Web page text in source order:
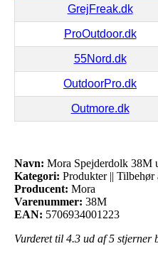
GrejFreak.dk
ProOutdoor.dk
55Nord.dk
OutdoorPro.dk
Outmore.dk
Navn: Mora Spejderdolk 38M
Kategori: Produkter || Tilbehør
Producent: Mora
Varenummer: 38M
EAN: 5706934001223
Vurderet til 4.3 ud af 5 stjerner